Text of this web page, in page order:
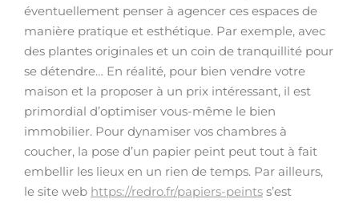
éventuellement penser à agencer ces espaces de
manière pratique et esthétique. Par exemple, avec
des plantes originales et un coin de tranquillité pour
se détendre… En réalité, pour bien vendre votre
maison et la proposer à un prix intéressant, il est
primordial d’optimiser vous-même le bien
immobilier. Pour dynamiser vos chambres à
coucher, la pose d’un papier peint peut tout à fait
embellir les lieux en un rien de temps. Par ailleurs,
le site web https://redro.fr/papiers-peints s’est